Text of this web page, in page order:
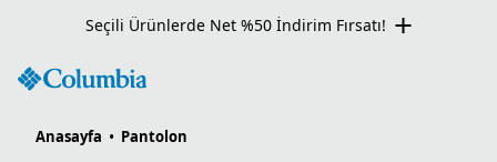
Seçili Ürünlerde Net %50 İndirim Fırsatı!
Anasayfa • Pantolon